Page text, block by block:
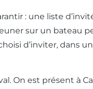
: une liste
sur un bateau
d’inviter, dans
On est présent à